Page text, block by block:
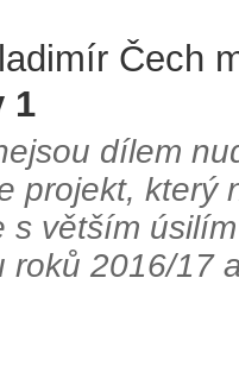
Čech
1
dílem
projekt, který
s větším
roků 2016/17